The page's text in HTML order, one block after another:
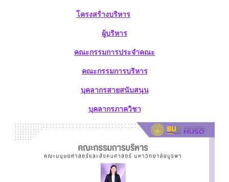
โครงสร้างบริหาร
ผู้บริหาร
คณะกรรมการประจำคณะ
คณะกรรมการบริหาร
บุคลากรสายสนับสนุน
บุคลากรภาควิชา